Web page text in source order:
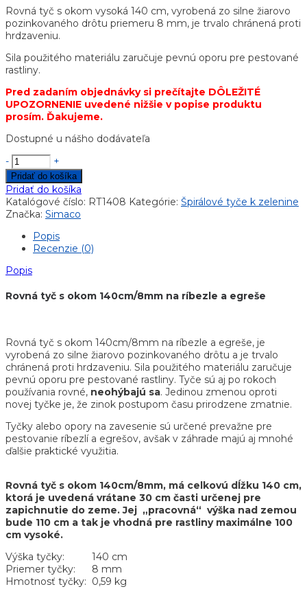
Rovná tyč s okom vysoká 140 cm, vyrobená zo silne žiarovo
pozinkovaného drôtu priemeru 8 mm, je trvalo chránená proti
hrdzaveniu.
Sila použitého materiálu zaručuje pevnú oporu pre pestované
rastliny.
Pred zadaním objednávky si prečítajte DÔLEŽITÉ
UPOZORNENIE uvedené nižšie v popise produktu
prosím. Ďakujeme.
Dostupné u nášho dodávateľa
-
+
Pridať do košíka
Pridať do košíka
Katalógové číslo: RT1408 Kategórie: Špirálové tyče k zelenine
Značka: Simaco
Popis
Recenzie (0)
Popis
Rovná tyč s okom 140cm/8mm na ríbezle a egreše
Rovná tyč s okom 140cm/8mm na ríbezle a egreše, je
vyrobená zo silne žiarovo pozinkovaného drôtu a je trvalo
chránená proti hrdzaveniu. Sila použitého materiálu zaručuje
pevnú oporu pre pestované rastliny. Tyče sú aj po rokoch
používania rovné, neohýbajú sa. Jedinou zmenou oproti
novej tyčke je, že zinok postupom času prirodzene zmatnie.
Tyčky alebo opory na zavesenie sú určené prevažne pre
pestovanie ríbezlí a egrešov, avšak v záhrade majú aj mnohé
ďalšie praktické využitia.
Rovná tyč s okom 140cm/8mm, má celkovú dĺžku 140 cm,
ktorá je uvedená vrátane 30 cm časti určenej pre
zapichnutie do zeme. Jej „pracovná“ výška nad zemou
bude 110 cm a tak je vhodná pre rastliny maximálne 100
cm vysoké.
Výška tyčky: 140 cm
Priemer tyčky: 8 mm
Hmotnosť tyčky: 0,59 kg